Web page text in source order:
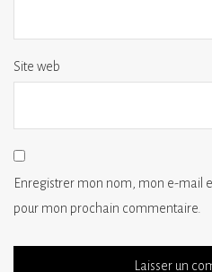
Site web
Enregistrer mon nom, mon e-mail
pour mon prochain commentaire.